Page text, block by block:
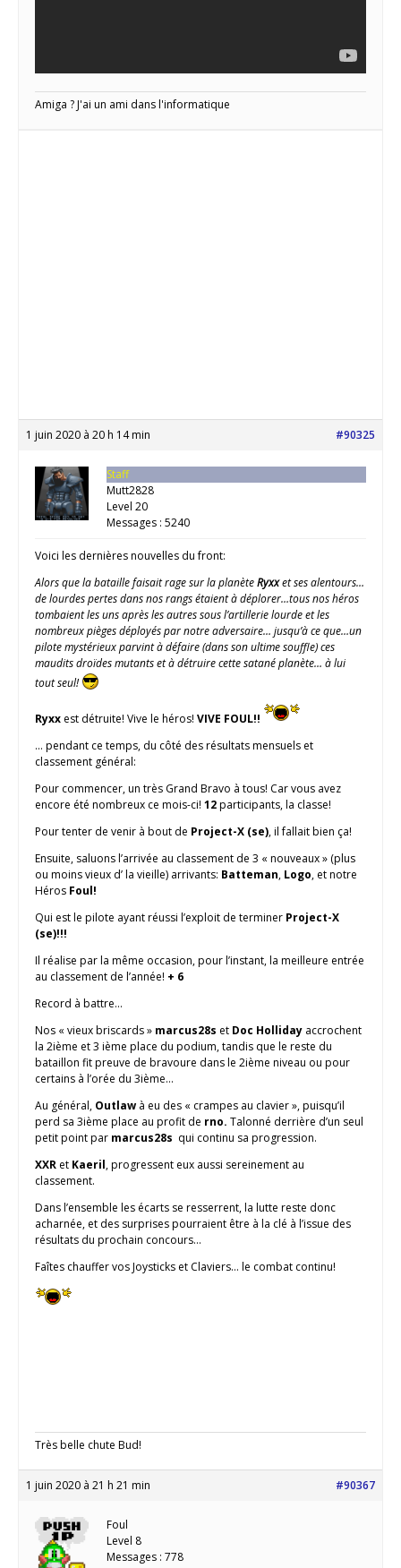
Amiga ? J'ai un ami dans l'informatique
1 juin 2020 à 20 h 14 min #90325
Staff
Mutt2828
Level 20
Messages : 5240
Voici les dernières nouvelles du front:
Alors que la bataille faisait rage sur la planèteRyxxet ses alentours…
de lourdes pertes dans nos rangs étaient à déplorer…tous nos héros
tombaient les uns après les autres sous l’artillerie lourde et les
nombreux pièges déployés par notre adversaire… jusqu’à ce que…un
pilote mystérieux parvint à défaire (dans son ultime souffle) ces
maudits droïdes mutants et à détruire cette satané planète… à lui
tout seul!
Ryxx est détruite! Vive le héros! VIVE FOUL!!
… pendant ce temps, du côté des résultats mensuels et
classement général:
Pour commencer, un très Grand Bravo à tous! Car vous avez
encore été nombreux ce mois-ci! 12participants, la classe!
Pour tenter de venir à bout de Project-X (se), il fallait bien ça!
Ensuite, saluons l’arrivée au classement de 3 « nouveaux » (plus
ou moins vieux d’ la vieille) arrivants: Batteman, Logo, et notre
Héros Foul!
Qui est le pilote ayant réussi l’exploit de terminer Project-X
(se)!!!
Il réalise par la même occasion, pour l’instant, la meilleure entrée
au classement de l’année! + 6
Record à battre…
Nos « vieux briscards » marcus28s et Doc Holliday accrochent
la 2ième et 3 ième place du podium, tandis que le reste du
bataillon fit preuve de bravoure dans le 2ième niveau ou pour
certains à l’orée du 3ième…
Au général, Outlaw à eu des « crampes au clavier », puisqu’il
perd sa 3ième place au profit de rno. Talonné derrière d’un seul
petit point par marcus28s qui continu sa progression.
XXR et Kaeril, progressent eux aussi sereinement au
classement.
Dans l’ensemble les écarts se resserrent, la lutte reste donc
acharnée, et des surprises pourraient être à la clé à l’issue des
résultats du prochain concours…
Faîtes chauffer vos Joysticks et Claviers… le combat continu!
Très belle chute Bud!
1 juin 2020 à 21 h 21 min #90367
Foul
Level 8
Messages : 778